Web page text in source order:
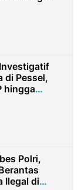
di Pessel,
hingga
Polri,
Ilegal di